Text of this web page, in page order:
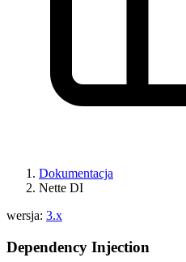
Dokumentacja
Nette DI
wersja: 3.x
Dependency Injection